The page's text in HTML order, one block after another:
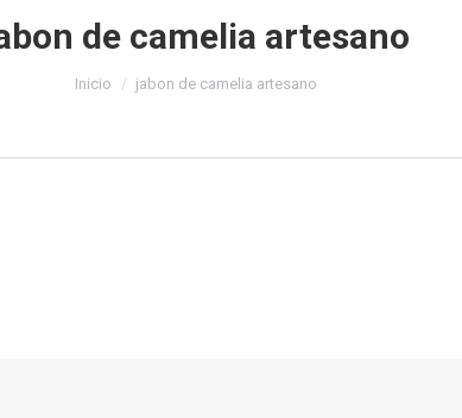
de camelia artesano
Estás aquí:
Inicio jabon de camelia artesano